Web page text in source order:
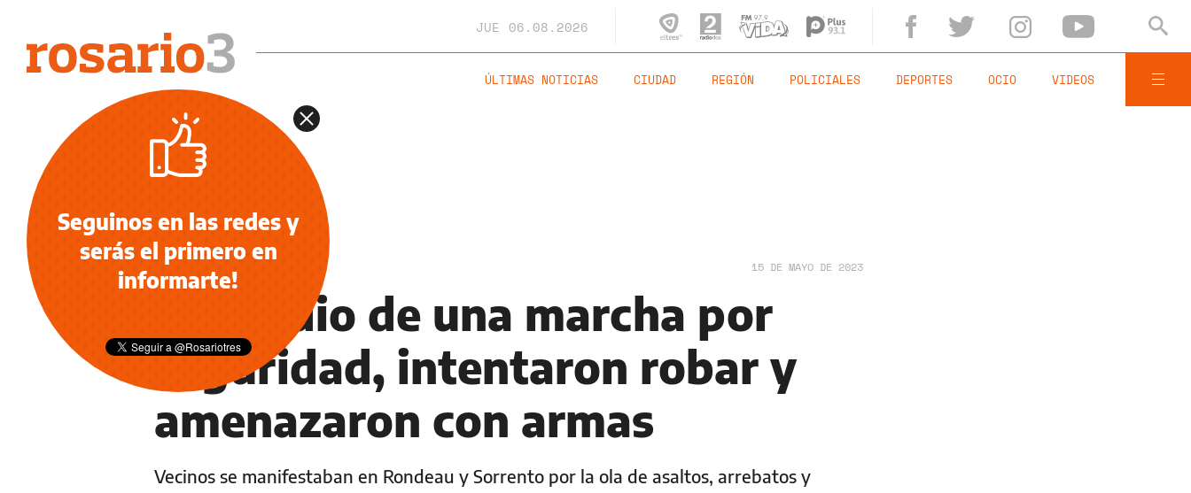
JUE 06.08.2026
ÚLTIMAS NOTICIAS CIUDAD REGIÓN POLICIALES DEPORTES OCIO VIDEOS
POLICIALES 15 DE MAYO DE 2023
En medio de una marcha por
seguridad, intentaron robar y
amenazaron con armas
Vecinos se manifestaban en Rondeau y Sorrento por la ola de asaltos, arrebatos y
Seguinos en las redes y
serás el primero en
informarte!